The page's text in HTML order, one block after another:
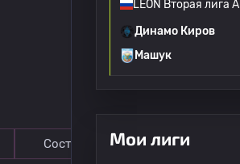
Состав
LEON Вторая лига А
Динамо Киров
Машук
Мои лиги